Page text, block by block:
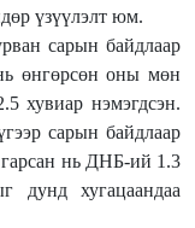
үзүүлэлт юм.
сарын байдлаар
өнгөрсөн оны мөн
хувиар нэмэгдсэн.
сарын байдлаар
гарсан нь ДНБ-ий 1.3
дунд хугацаандаа